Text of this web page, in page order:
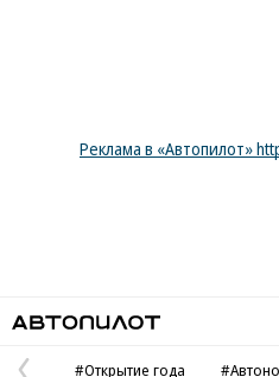
Реклама в «Автопилот»
#Открытие года